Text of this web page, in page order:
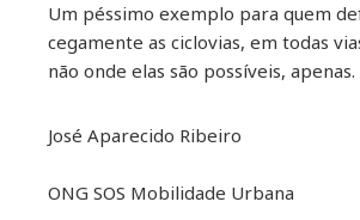
Um péssimo exemplo para quem
cegamente as ciclovias, em todas
não onde elas são possíveis, apenas.
José Aparecido Ribeiro
ONG SOS Mobilidade Urbana